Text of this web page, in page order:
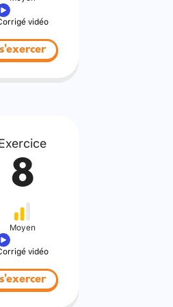
vidéo
s'exercer
8
Moyen
vidéo
s'exercer